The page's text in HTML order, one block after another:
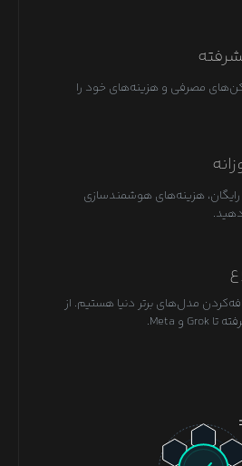
مصرفی و هزینه‌های خود را
رایگان، هزینه‌های هوشمندسازی
مدل‌های برتر دنیا هستیم. از